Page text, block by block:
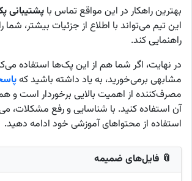
بهترین راهکار در این مواقع تماس با پشتیبانی
این تیم می‌تواند با اطلاع از جزئیات بیشتر، شما
راهنمایی کند.
در نهایت، اگر شما هم از این پک‌ها استفاده
مشابهی برمی‌خورید، به یاد داشته باشید که
مصرف‌کننده از اهمیت بالایی برخوردار است و
آن استفاده کنید. با شناسایی و رفع مشکلات،
استفاده از محتواهای آموزشی خود ادامه دهید.
📎 فایل‌های ضمیمه